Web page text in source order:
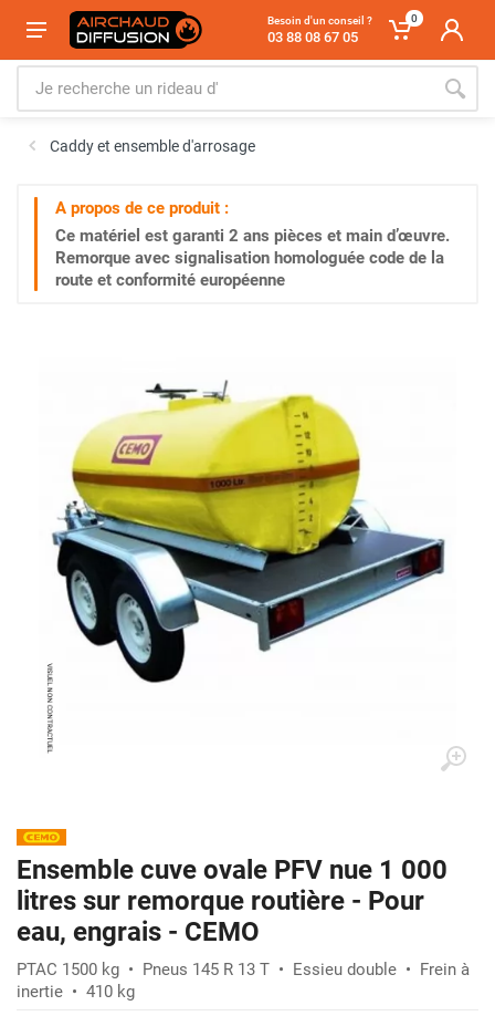
Besoin d'un conseil ?
03 88 08 67 05
0
Caddy et ensemble d'arrosage
A propos de ce produit :
Ce matériel est garanti 2 ans pièces et main d’œuvre.
Remorque avec signalisation homologuée code de la
route et conformité européenne
Ensemble cuve ovale PFV nue 1 000
litres sur remorque routière - Pour
eau, engrais - CEMO
PTAC 1500 kg • Pneus 145 R 13 T • Essieu double • Frein à
inertie • 410 kg